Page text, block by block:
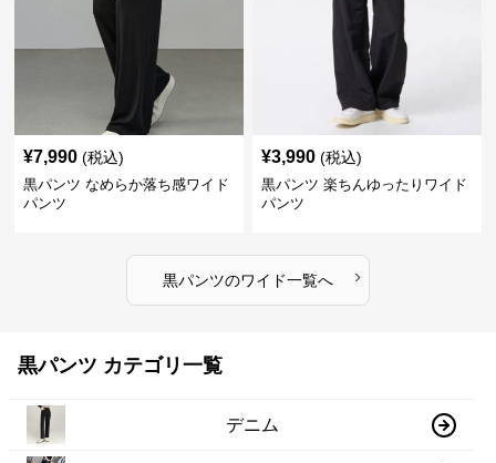
¥7,990 (税込)
黒パンツ なめらか落ち感ワイド
パンツ
¥3,990 (税込)
黒パンツ 楽ちんゆったりワイド
パンツ
黒パンツのワイド一覧へ ›
黒パンツ カテゴリ一覧
デニム